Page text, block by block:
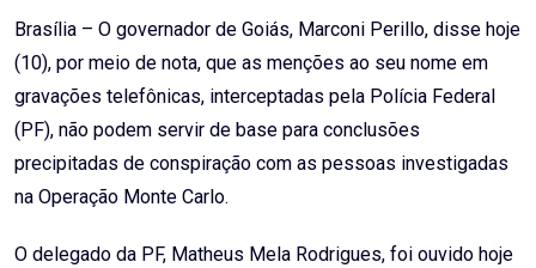
Brasília – O governador de Goiás, Marconi Perillo, disse hoje
(10), por meio de nota, que as menções ao seu nome em
gravações telefônicas, interceptadas pela Polícia Federal
(PF), não podem servir de base para conclusões
precipitadas de conspiração com as pessoas investigadas
na Operação Monte Carlo.
O delegado da PF, Matheus Mela Rodrigues, foi ouvido hoje